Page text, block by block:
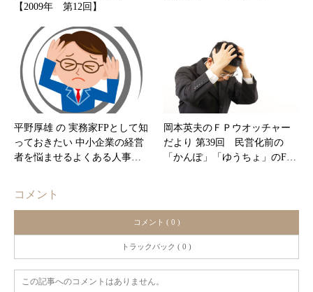
【2009年 第12回】
平野厚雄 の 実務家FPとして知
っておきたい 中小企業の経営
者を悩ませるよくある人事…
岡本英夫のＦＰウオッチャー
だより 第39回 民営化前の
「かんぽ」「ゆうちょ」のF…
コメント
コメント ( 0 )
トラックバック ( 0 )
この記事へのコメントはありません。